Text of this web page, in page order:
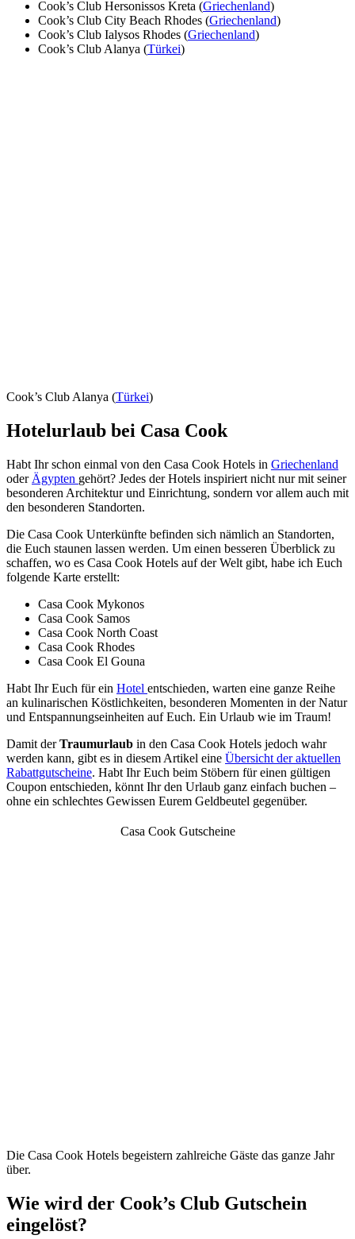
Cook’s Club Hersonissos Kreta (Griechenland)
Cook’s Club City Beach Rhodes (Griechenland)
Cook’s Club Ialysos Rhodes (Griechenland)
Cook’s Club Alanya (Türkei)
Cook’s Club Alanya (Türkei)
Hotelurlaub bei Casa Cook
Habt Ihr schon einmal von den Casa Cook Hotels in Griechenland
oder Ägypten gehört? Jedes der Hotels inspiriert nicht nur mit seiner
besonderen Architektur und Einrichtung, sondern vor allem auch mit
den besonderen Standorten.
Die Casa Cook Unterkünfte befinden sich nämlich an Standorten,
die Euch staunen lassen werden. Um einen besseren Überblick zu
schaffen, wo es Casa Cook Hotels auf der Welt gibt, habe ich Euch
folgende Karte erstellt:
Casa Cook Mykonos
Casa Cook Samos
Casa Cook North Coast
Casa Cook Rhodes
Casa Cook El Gouna
Habt Ihr Euch für ein Hotel entschieden, warten eine ganze Reihe
an kulinarischen Köstlichkeiten, besonderen Momenten in der Natur
und Entspannungseinheiten auf Euch. Ein Urlaub wie im Traum!
Damit derTraumurlaub in den Casa Cook Hotels jedoch wahr
werden kann, gibt es in diesem Artikel eine Übersicht der aktuellen
Rabattgutscheine. Habt Ihr Euch beim Stöbern für einen gültigen
Coupon entschieden, könnt Ihr den Urlaub ganz einfach buchen –
ohne ein schlechtes Gewissen Eurem Geldbeutel gegenüber.
Casa Cook Gutscheine
Die Casa Cook Hotels begeistern zahlreiche Gäste das ganze Jahr
über.
Wie wird der Cook’s Club Gutschein
eingelöst?